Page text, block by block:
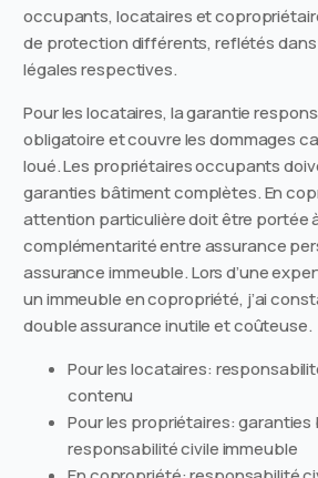
occupants, locataires et
de protection différents, reflétés
légales respectives.
Pour les locataires, la garantie
obligatoire et couvre les dommages
loué. Les propriétaires occupants
garanties bâtiment complètes. En
attention particulière doit être portée
complémentarité entre assurance
assurance immeuble. Lors d’une
un immeuble en copropriété, j’ai
double assurance inutile et coûteuse.
Pour les locataires:
contenu
Pour les propriétaires:
responsabilité civile immeuble